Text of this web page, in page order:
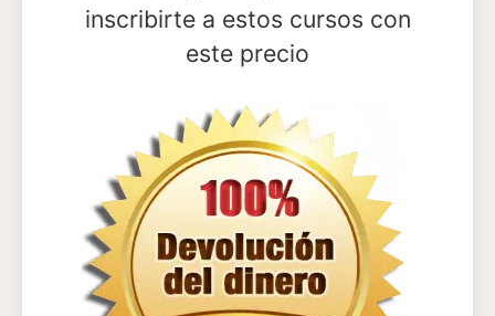
inscribirte a estos cursos con
este precio